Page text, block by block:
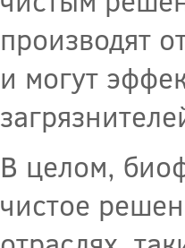
производят
и могут
В целом,
чистое